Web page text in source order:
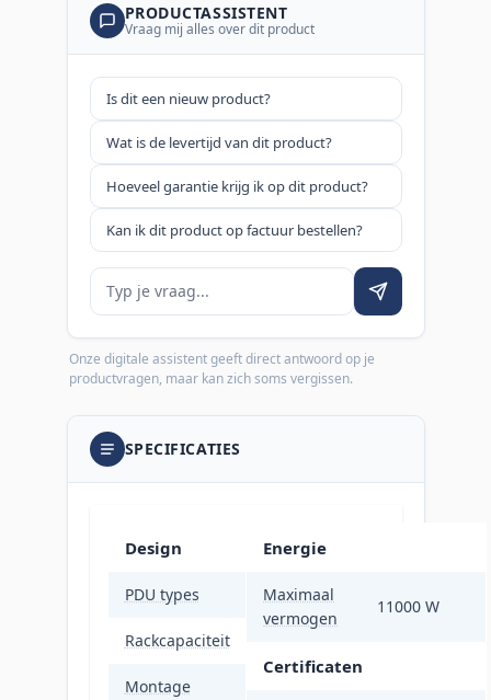
PRODUCTASSISTENT
Vraag mij alles over dit product
Is dit een nieuw product?
Wat is de levertijd van dit product?
Hoeveel garantie krijg ik op dit product?
Kan ik dit product op factuur bestellen?
Je vraag
Onze digitale assistent geeft direct antwoord op je
productvragen, maar kan zich soms vergissen.
SPECIFICATIES
Design
PDU types Basis
Rackcapaciteit
Montage
Energie
Maximaal
vermogen
11000 W
Certificaten